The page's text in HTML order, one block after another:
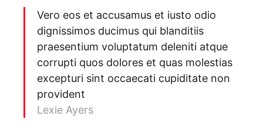
Vero eos et accusamus et iusto odio
dignissimos ducimus qui blanditiis
praesentium voluptatum deleniti atque
corrupti quos dolores et quas molestias
excepturi sint occaecati cupiditate non
provident
Lexie Ayers